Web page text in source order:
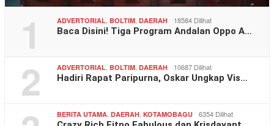
1 ADVERTORIAL BOLTIM DAERAH 18584 Dilihat
Baca Disini! Tiga Program Andalan Oppo A…
2 ADVERTORIAL BOLTIM DAERAH 10687 Dilihat
Hadiri Rapat Paripurna, Oskar Ungkap Vis…
BERITA UTAMA DAERAH KOTAMOBAGU 6354 Dilihat